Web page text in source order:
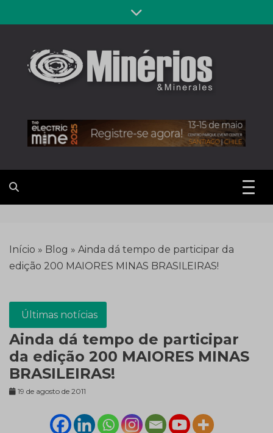
to
Revista
Minérios &
Minerales
Início » Blog » Ainda dá tempo de participar da
edição 200 MAIORES MINAS BRASILEIRAS!
Últimas notícias
Ainda dá tempo de participar
da edição 200 MAIORES MINAS
BRASILEIRAS!
19 de agosto de 2011